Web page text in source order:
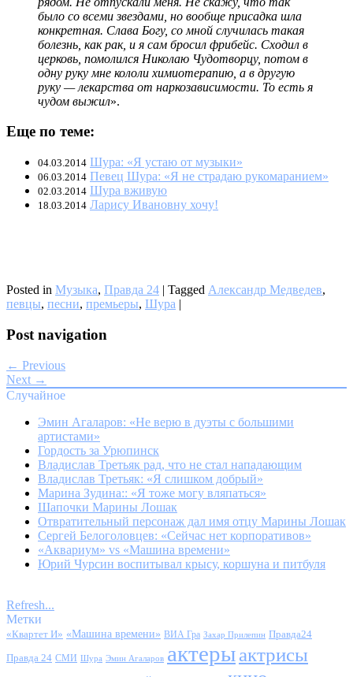
было со всеми звездами, но вообще присадка шла
конкретная. Слава Богу, со мной случилась такая
болезнь, как рак, и я сам бросил фрибейс. Сходил в
церковь, помолился Николаю Чудотворцу, потом в
одну руку мне кололи химиотерапию, а в другую
руку — лекарства от наркозависимости. То есть я
чудом выжил».
Еще по теме:
04.03.2014 Шура: «Я устаю от музыки»
06.03.2014 Певец Шура: «Я не страдаю рукомаранием»
02.03.2014 Шура вживую
18.03.2014 Ларису Ивановну хочу!
Posted in Музыка, Правда 24 | Tagged Александр Медведев,
певцы, песни, премьеры, Шура |
Post navigation
← Previous
Next →
Случайное
Эмин Агаларов: «Не верю в дуэты с большими
артистами»
Гордость за Урюпинск
Владислав Третьяк рад, что не стал нападающим
Владислав Третьяк: «Я слишком добрый»
Марина Зудина:: «Я тоже могу вляпаться»
Шапочки Марины Лошак
Отвратительный персонаж дал имя отцу Марины Лошак
Сергей Белоголовцев: «Сейчас нет корпоративов»
«Аквариум» vs «Машина времени»
Юрий Чурсин воспитывал крысу, коршуна и питбуля
Refresh...
Метки
«Квартет И» «Машина времени» ВИА Гра Захар Прилепин Правда24
Правда 24 СМИ Шура Эмин Агаларов актерыактрисы